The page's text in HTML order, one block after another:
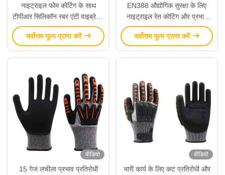
नाइट्राइल फोम कोटिंग के साथ
टीपीआर सिलिकॉन रबर एंटी वाइब्रेशन
दस्ताने और सुरक्षा कार्य के लिए
EN388 प्रमाणित
सर्वोत्तम मूल्य प्राप्त करें
EN388 औद्योगिक सुरक्षा के लिए
नाइट्राइल रेत कोटिंग और प्रभाव
प्रतिरोध के साथ प्रमाणित एंटी
वाइब्रेशन दस्ताने
सर्वोत्तम मूल्य प्राप्त करें
वीडियो
15 गेज लचीला प्रभाव प्रतिरोधी
वीडियो
भारी कार्य के लिए कट प्रतिरोधी और